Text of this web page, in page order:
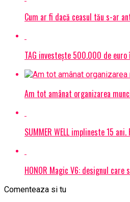
Cum ar fi dacă ceasul tău s-ar
TAG investește 500.000 de
Am tot amânat organizarea
SUMMER WELL implineste 15
HONOR Magic V6: designul care
Comenteaza si tu